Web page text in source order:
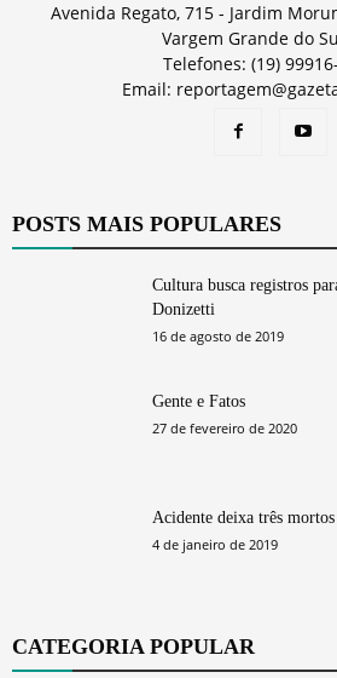
Avenida Regato, 715 - Jardim
Vargem Grande do
Telefones: (19)
Email:
POSTS MAIS POPULARES
Cultura busca registros
Donizetti
16 de agosto de 2019
Gente e Fatos
27 de fevereiro de 2020
Acidente deixa três mortos
4 de janeiro de 2019
CATEGORIA POPULAR